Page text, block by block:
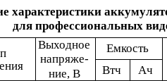
характеристики
для профессиональных
Выходное Емкость
напряже-
Втч Ач
ние, В